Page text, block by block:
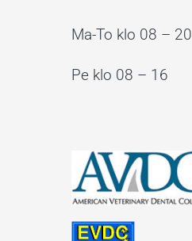
Ma-To klo 08 – 20
Pe klo 08 – 16